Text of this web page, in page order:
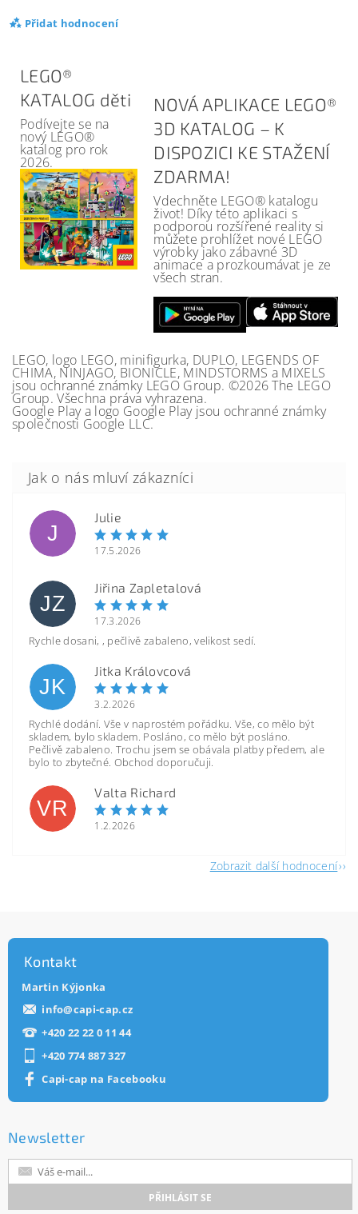
Přidat hodnocení
LEGO®
KATALOG děti
Podívejte se na
nový LEGO®
katalog pro rok
2026.
NOVÁ APLIKACE LEGO®
3D KATALOG – K
DISPOZICI KE STAŽENÍ
ZDARMA!
Vdechněte LEGO® katalogu
život! Díky této aplikaci s
podporou rozšířené reality si
můžete prohlížet nové LEGO
výrobky jako zábavné 3D
animace a prozkoumávat je ze
všech stran.
LEGO, logo LEGO, minifigurka, DUPLO, LEGENDS OF
CHIMA, NINJAGO, BIONICLE, MINDSTORMS a MIXELS
jsou ochranné známky LEGO Group. ©2026 The LEGO
Group. Všechna práva vyhrazena.
Google Play a logo Google Play jsou ochranné známky
společnosti Google LLC.
J
Julie
17.5.2026
JZ
Jiřina Zapletalová
17.3.2026
Rychle dosani, , pečlivě zabaleno, velikost sedí.
JK
Jitka Královcová
3.2.2026
Rychlé dodání. Vše v naprostém pořádku. Vše, co mělo být
skladem, bylo skladem. Posláno, co mělo být posláno.
Pečlivě zabaleno. Trochu jsem se obávala platby předem, ale
bylo to zbytečné. Obchod doporučuji.
VR
Valta Richard
1.2.2026
Zobrazit další hodnocení
Kontakt
Martin Kýjonka
info@capi-cap.cz
+420 22 22 0 11 44
+420 774 887 327
Capi-cap na Facebooku
Newsletter